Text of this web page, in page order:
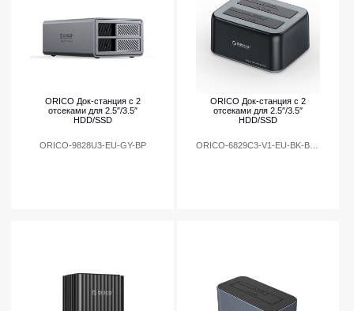
ORICO Док-станция с 2
отсеками для 2.5″/3.5″
HDD/SSD
ORICO-9828U3-EU-GY-BP
ORICO Док-станция с 2
отсеками для 2.5″/3.5″
HDD/SSD